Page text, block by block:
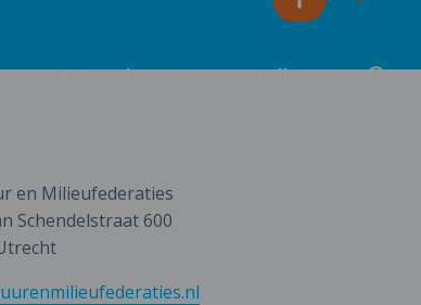
Actueel Vraag stellen
en Milieufederaties
Schendelstraat 600